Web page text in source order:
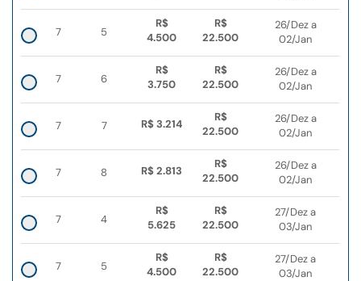
7 5
R$
4.500
R$
22.500
26/Dez a
02/Jan
7 6
R$
3.750
R$
22.500
26/Dez a
02/Jan
7 7 R$ 3.214
R$
22.500
26/Dez a
02/Jan
7 8 R$ 2.813
R$
22.500
26/Dez a
02/Jan
7 4
R$
5.625
R$
22.500
27/Dez a
03/Jan
7 5
R$
4.500
R$
22.500
27/Dez a
03/Jan